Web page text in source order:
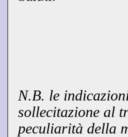
N.B. le
sollecitazione al
peculiarità della